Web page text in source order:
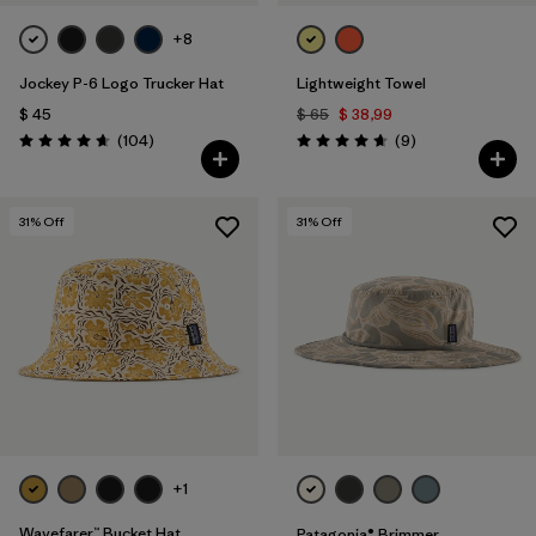
+8
Jockey P-6 Logo Trucker Hat
$ 45
Valoración: 4.7 / 5
(104Comentarios
)
Lightweight Towel
$ 65 $ 38,99
Valoración: 4.7 / 5
(9Comentarios
)
31% Off
+1
31% Off